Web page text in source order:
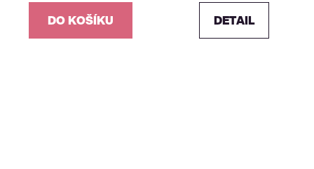
DO KOŠÍKU DETAIL